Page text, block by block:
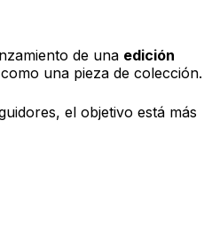
de una edición
una pieza de colección.
el objetivo está más